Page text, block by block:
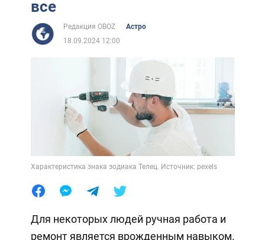
все
Редакция OBOZ
Астро
18.09.2024 12:00
Характеристика знака зодиака Телец. Источник: pexels
Для некоторых людей ручная работа и
ремонт является врожденным навыком.